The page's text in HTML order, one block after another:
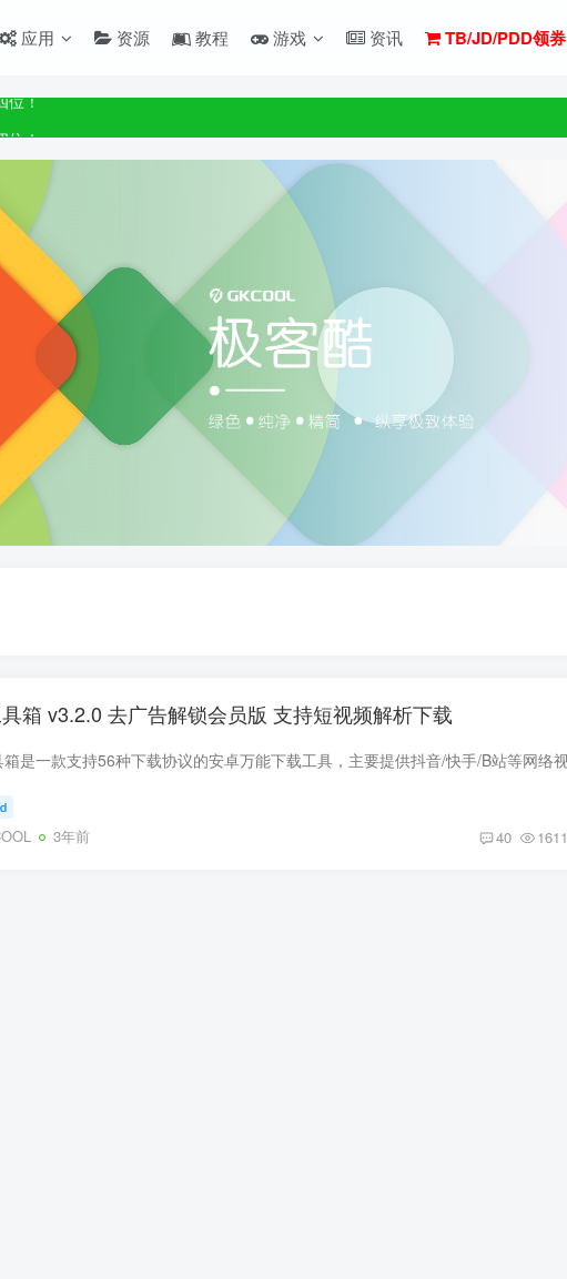
应用 资源 教程 游戏 资讯 TB/JD/PDD领券
位！
！
箱 v3.2.0 去广告解锁会员版 支持短视频解析下载
3年前 40 1611